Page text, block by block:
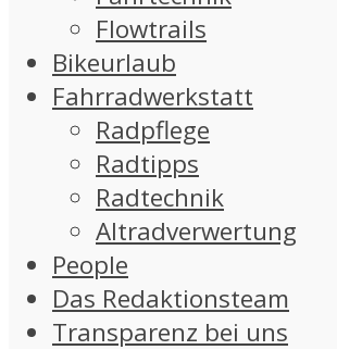
Flowtrails
Bikeurlaub
Fahrradwerkstatt
Radpflege
Radtipps
Radtechnik
Altradverwertung
People
Das Redaktionsteam
Transparenz bei uns